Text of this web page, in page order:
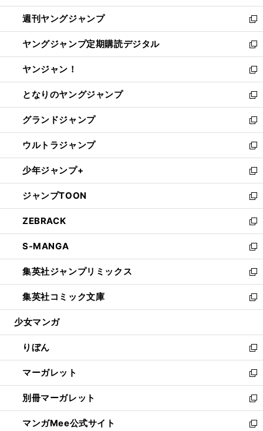
開
く
ウ
で
開
く
ン
ド
ウ
で
開
く
ウ
ィ
ン
ド
ウ
で
開
く
週刊ヤングジャンプ
新
し
い
ウ
ィ
ン
ド
ウ
で
開
く
ヤングジャンプ定期購読デジタル
新
し
い
ウ
ィ
ン
ド
ウ
で
開
く
ヤンジャン！
新
し
い
ウ
ィ
ン
ド
ウ
で
開
く
となりのヤングジャンプ
新
し
い
ウ
ィ
ン
ド
ウ
で
開
く
グランドジャンプ
新
し
い
ウ
ィ
ン
ド
ウ
で
開
く
ウルトラジャンプ
新
し
い
ウ
ィ
ン
ド
ウ
で
開
く
少年ジャンプ+
新
し
い
ウ
ィ
ン
ド
ウ
で
開
く
ジャンプTOON
新
し
い
ウ
ィ
ン
ド
ウ
で
開
ZEBRACK
新
し
い
ウ
ィ
ン
ド
ウ
開
く
S-MANGA
新
し
い
ウ
ィ
ン
ウ
で
開
く
集英社ジャンプリミックス
新
し
い
ウ
ン
ド
ウ
で
開
く
集英社コミック文庫
新
し
ウ
ィ
ン
ド
ウ
で
開
く
少女マンガ
りぼん
新
し
い
ウ
ィ
ン
ド
マーガレット
新
し
い
ウ
ィ
別冊マーガレット
新
し
い
マンガMee公式サイト 新